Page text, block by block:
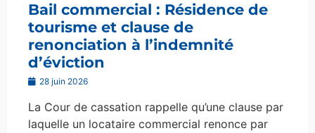
Bail commercial : Résidence de
tourisme et clause de
renonciation à l’indemnité
d’éviction
28 juin 2026
La Cour de cassation rappelle qu’une clause par
laquelle un locataire commercial renonce par